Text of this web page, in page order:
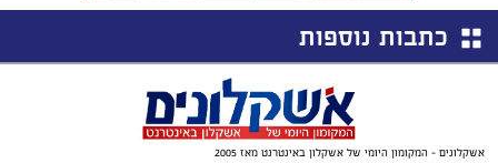
כתבות נוספות
אשקלונים - המקומון היומי של אשקלון באינטרנט מאז 2005